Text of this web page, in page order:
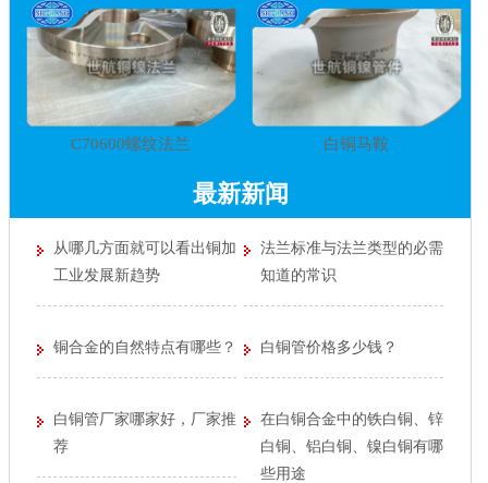
C70600螺纹法兰 白铜马鞍
最新新闻
从哪几方面就可以看出铜加
工业发展新趋势
法兰标准与法兰类型的必需
知道的常识
铜合金的自然特点有哪些？ 白铜管价格多少钱？
白铜管厂家哪家好，厂家推
荐
在白铜合金中的铁白铜、锌
白铜、铝白铜、镍白铜有哪
些用途